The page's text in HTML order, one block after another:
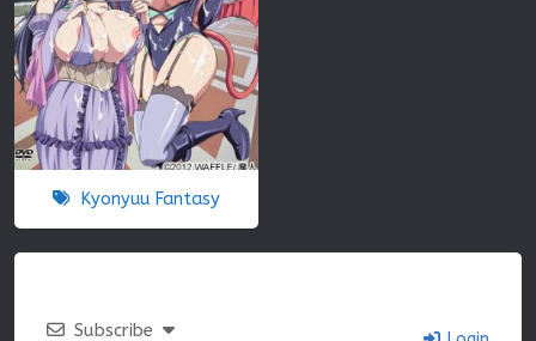
Kyonyuu Fantasy
Subscribe